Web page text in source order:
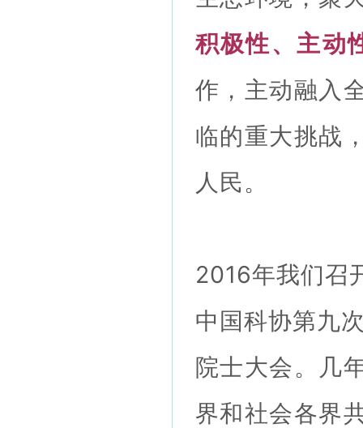
积极性、主动
作，主动融入
临的重大挑战
人民。
2016年我们召
中国科协第九
院士大会。几
界和社会各界